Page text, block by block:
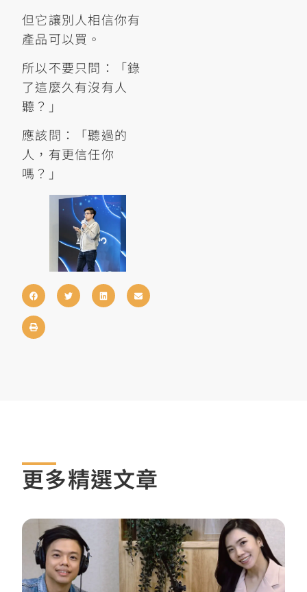
但它讓別人相信你有
產品可以買。
所以不要只問：「錄
了這麼久有沒有人
聽？」
應該問：「聽過的
人，有更信任你
嗎？」
更多精選文章